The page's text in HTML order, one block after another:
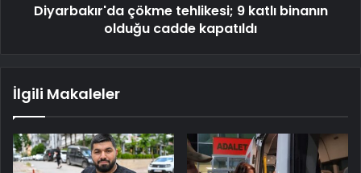
Diyarbakır'da çökme tehlikesi; 9 katlı binanın
olduğu cadde kapatıldı
İlgili Makaleler